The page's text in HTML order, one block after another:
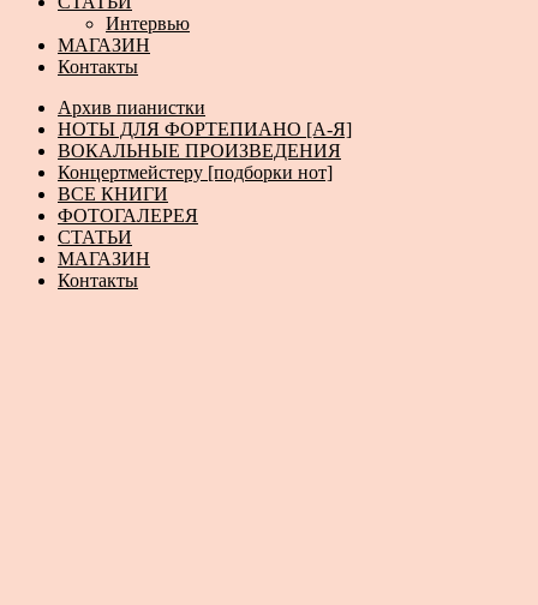
Интервью
МАГАЗИН
Контакты
Архив пианистки
НОТЫ ДЛЯ ФОРТЕПИАНО [А-Я]
ВОКАЛЬНЫЕ ПРОИЗВЕДЕНИЯ
Концертмейстеру [подборки нот]
ВСЕ КНИГИ
ФОТОГАЛЕРЕЯ
СТАТЬИ
МАГАЗИН
Контакты